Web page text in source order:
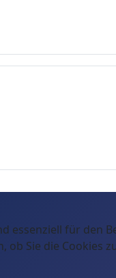
essenziell für
ob Sie die